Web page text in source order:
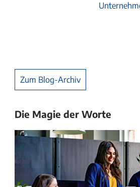
Zum Blog-Archiv
Die Magie der Worte